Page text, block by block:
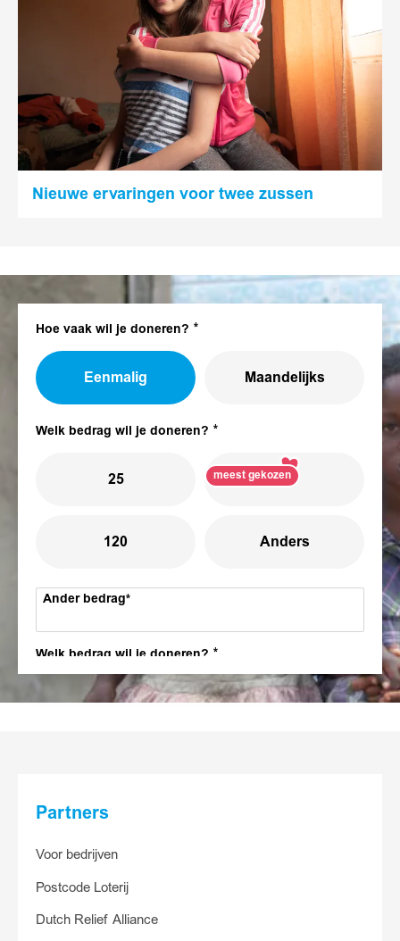
Nieuwe ervaringen voor twee zussen
Hoe vaak wil je doneren?
Eenmalig Maandelijks
Welk bedrag wil je doneren?
25 meest gekozen
75
120 Anders
Ander bedrag
Welk bedrag wil je doneren?
7,50 meest gekozen
15
Ander bedrag
Partners
Voor bedrijven
Postcode Loterij
Dutch Relief Alliance